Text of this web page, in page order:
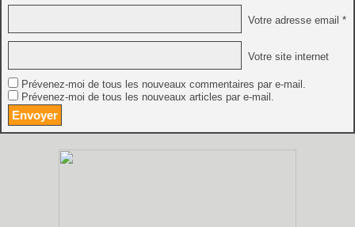
Votre adresse email *
Votre site internet
Prévenez-moi de tous les nouveaux commentaires par e-mail.
Prévenez-moi de tous les nouveaux articles par e-mail.